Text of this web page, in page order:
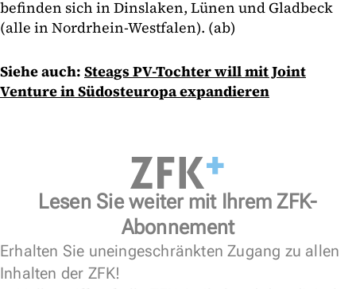
befinden sich in Dinslaken, Lünen und Gladbeck
(alle in Nordrhein-Westfalen). (ab)
Siehe auch: Steags PV-Tochter will mit Joint
Venture in Südosteuropa expandieren
Lesen Sie weiter mit Ihrem ZFK-
Abonnement
Erhalten Sie uneingeschränkten Zugang zu allen
Inhalten der ZFK!